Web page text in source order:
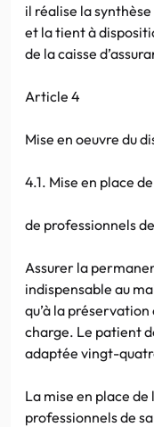
il réalise la
et la tient à
de la caisse
Article 4
Mise en oeuvre du
4.1. Mise en place
de professionnels
Assurer la
indispensable au
qu’à la
charge. Le patient
adaptée vingt-
La mise en place
professionnels de